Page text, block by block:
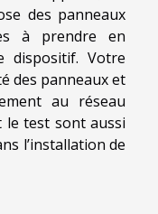
des panneaux
à prendre en
dispositif. Votre
des panneaux et
au réseau
le test sont aussi
l’installation de